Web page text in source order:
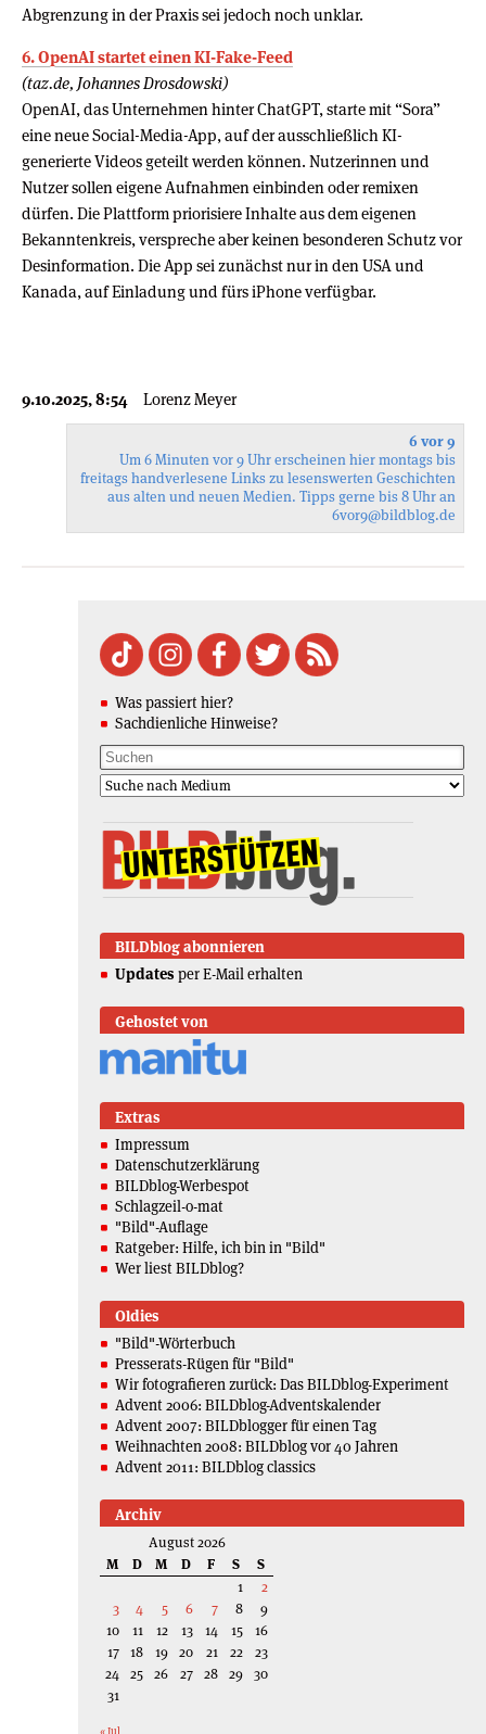
Abgrenzung in der Praxis sei jedoch noch unklar.
6. OpenAI startet einen KI-Fake-Feed
(taz.de, Johannes Drosdowski)
OpenAI, das Unternehmen hinter ChatGPT, starte mit “Sora”
eine neue Social-Media-App, auf der ausschließlich KI-
generierte Videos geteilt werden können. Nutzerinnen und
Nutzer sollen eigene Aufnahmen einbinden oder remixen
dürfen. Die Plattform priorisiere Inhalte aus dem eigenen
Bekanntenkreis, verspreche aber keinen besonderen Schutz vor
Desinformation. Die App sei zunächst nur in den USA und
Kanada, auf Einladung und fürs iPhone verfügbar.
9.10.2025, 8:54 Lorenz Meyer
6 vor 9
Um 6 Minuten vor 9 Uhr erscheinen hier montags bis
freitags handverlesene Links zu lesenswerten Geschichten
aus alten und neuen Medien. Tipps gerne bis 8 Uhr an
6vor9@bildblog.de
Was passiert hier?
Sachdienliche Hinweise?
BILDblog abonnieren
Updates per E-Mail erhalten
Gehostet von
Extras
Impressum
Datenschutzerklärung
BILDblog-Werbespot
Schlagzeil-o-mat
"Bild"-Auflage
Ratgeber: Hilfe, ich bin in "Bild"
Wer liest BILDblog?
Oldies
"Bild"-Wörterbuch
Presserats-Rügen für "Bild"
Wir fotografieren zurück: Das BILDblog-Experiment
Advent 2006: BILDblog-Adventskalender
Advent 2007: BILDblogger für einen Tag
Weihnachten 2008: BILDblog vor 40 Jahren
Advent 2011: BILDblog classics
Archiv
August 2026
M
D M D F S
S
1
2
3
4 5 6 7 8
9
10
11 12 13 14 15
16
17 18 19 20 21 22
23
24 25 26 27 28 29 30
31
« Jul